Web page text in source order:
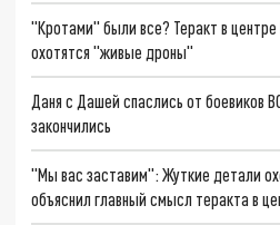
"Кротами" были все? Теракт в
охотятся "живые дроны"
Даня с Дашей спаслись от боевиков
закончились
"Мы вас заставим": Жуткие детали
объяснил главный смысл теракта в